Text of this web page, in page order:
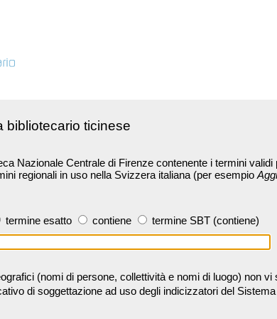
bibliotecario ticinese
Nazionale Centrale di Firenze contenente i termini
regionali in uso nella Svizzera italiana (per esempio
termine esatto contiene termine SBT (contiene)
(nomi di persone, collettività e nomi di luogo) non vi
di soggettazione ad uso degli indicizzatori del